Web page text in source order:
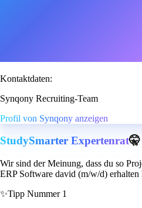
Kontaktdaten:
Synqony Recruiting-Team
Profil von Synqony anzeigen
StudySmarter Expertenrat🤫
Wir sind der Meinung, dass du so
ERP Software david (m/w/d) erhalten
✨Tipp Nummer 1